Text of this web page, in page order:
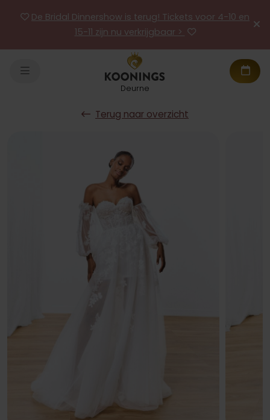
De Bridal Dinnershow is terug! Tickets voor 4-10 en
15-11 zijn nu verkrijgbaar >
Deurne
Terug naar overzicht